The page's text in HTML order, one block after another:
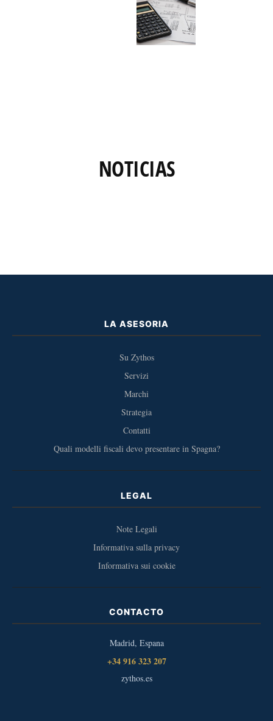
NOTICIAS
LA ASESORIA
Su Zythos
Servizi
Marchi
Strategia
Contatti
Quali modelli fiscali devo presentare in Spagna?
LEGAL
Note Legali
Informativa sulla privacy
Informativa sui cookie
CONTACTO
Madrid, Espana
+34 916 323 207
zythos.es